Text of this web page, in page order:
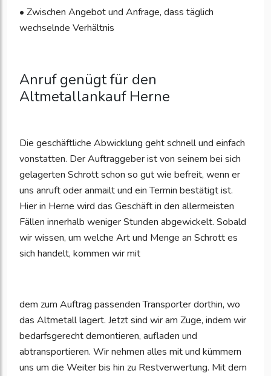
• Zwischen Angebot und Anfrage, dass täglich
wechselnde Verhältnis
Anruf genügt für den
Altmetallankauf Herne
Die geschäftliche Abwicklung geht schnell und einfach
vonstatten. Der Auftraggeber ist von seinem bei sich
gelagerten Schrott schon so gut wie befreit, wenn er
uns anruft oder anmailt und ein Termin bestätigt ist.
Hier in Herne wird das Geschäft in den allermeisten
Fällen innerhalb weniger Stunden abgewickelt. Sobald
wir wissen, um welche Art und Menge an Schrott es
sich handelt, kommen wir mit
dem zum Auftrag passenden Transporter dorthin, wo
das Altmetall lagert. Jetzt sind wir am Zuge, indem wir
bedarfsgerecht demontieren, aufladen und
abtransportieren. Wir nehmen alles mit und kümmern
uns um die Weiter bis hin zu Restverwertung. Mit dem